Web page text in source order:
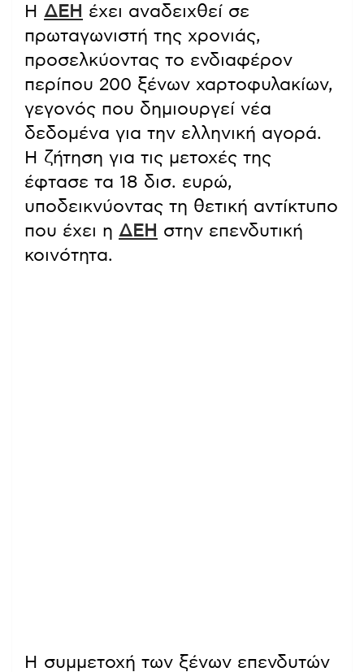
Η ΔΕΗ έχει αναδειχθεί σε
πρωταγωνιστή της χρονιάς,
προσελκύοντας το ενδιαφέρον
περίπου 200 ξένων χαρτοφυλακίων,
γεγονός που δημιουργεί νέα
δεδομένα για την ελληνική αγορά.
Η ζήτηση για τις μετοχές της
έφτασε τα 18 δισ. ευρώ,
υποδεικνύοντας τη θετική αντίκτυπο
που έχει η ΔΕΗ στην επενδυτική
κοινότητα.
Η συμμετοχή των ξένων επενδυτών